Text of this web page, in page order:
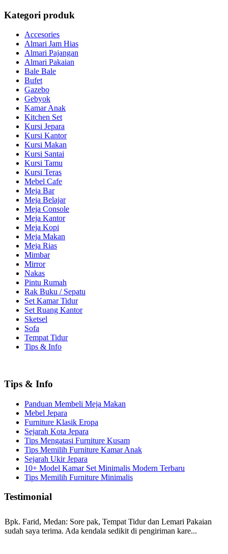
Kategori produk
Accesories
Almari Jam Hias
Almari Pajangan
Almari Pakaian
Bale Bale
Bufet
Gazebo
Gebyok
Kamar Anak
Kitchen Set
Kursi Jepara
Kursi Kantor
Kursi Makan
Kursi Santai
Kursi Tamu
Kursi Teras
Mebel Cafe
Meja Bar
Meja Belajar
Meja Console
Meja Kantor
Meja Kopi
Meja Makan
Meja Rias
Mimbar
Mirror
Nakas
Pintu Rumah
Rak Buku / Sepatu
Set Kamar Tidur
Set Ruang Kantor
Sketsel
Sofa
Tempat Tidur
Tips & Info
Tips & Info
Panduan Membeli Meja Makan
Mebel Jepara
Furniture Klasik Eropa
Sejarah Kota Jepara
Tips Mengatasi Furniture Kusam
Tips Memilih Furniture Kamar Anak
Sejarah Ukir Jepara
10+ Model Kamar Set Minimalis Modern Terbaru
Tips Memilih Furniture Minimalis
Testimonial
Bpk. Farid, Medan: Sore pak, Tempat Tidur dan Lemari Pakaian
sudah saya terima. Ada kendala sedikit di pengiriman kare...